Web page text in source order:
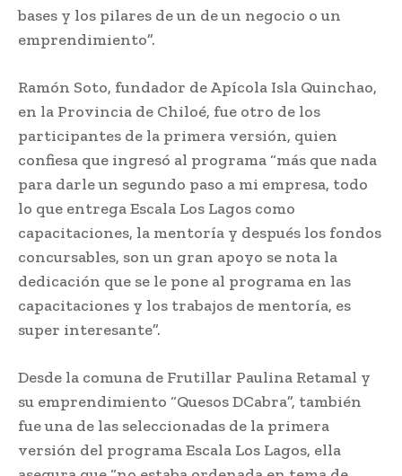
bases y los pilares de un de un negocio o un
emprendimiento”.
Ramón Soto, fundador de Apícola Isla Quinchao,
en la Provincia de Chiloé, fue otro de los
participantes de la primera versión, quien
confiesa que ingresó al programa “más que nada
para darle un segundo paso a mi empresa, todo
lo que entrega Escala Los Lagos como
capacitaciones, la mentoría y después los fondos
concursables, son un gran apoyo se nota la
dedicación que se le pone al programa en las
capacitaciones y los trabajos de mentoría, es
super interesante”.
Desde la comuna de Frutillar Paulina Retamal y
su emprendimiento “Quesos DCabra”, también
fue una de las seleccionadas de la primera
versión del programa Escala Los Lagos, ella